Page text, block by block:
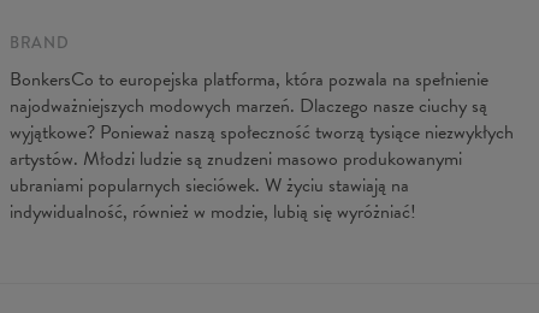
BRAND
BonkersCo to europejska platforma, która pozwala na spełnienie
najodważniejszych modowych marzeń. Dlaczego nasze ciuchy są
wyjątkowe? Ponieważ naszą społeczność tworzą tysiące niezwykłych
artystów. Młodzi ludzie są znudzeni masowo produkowanymi
ubraniami popularnych sieciówek. W życiu stawiają na
indywidualność, również w modzie, lubią się wyróżniać!